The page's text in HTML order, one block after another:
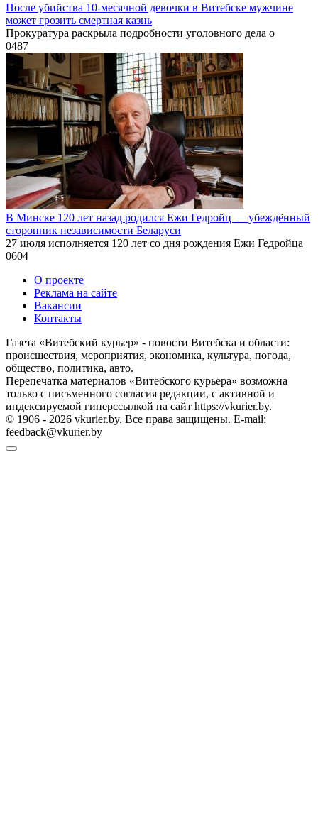
После убийства 10-месячной девочки в Витебске мужчине
может грозить смертная казнь
Прокуратура раскрыла подробности уголовного дела о
0487
В Минске 120 лет назад родился Ежи Гедройц — убеждённый
сторонник независимости Беларуси
27 июля исполняется 120 лет со дня рождения Ежи Гедройца
0604
О проекте
Реклама на сайте
Вакансии
Контакты
Газета «Витебский курьер» - новости Витебска и области:
происшествия, мероприятия, экономика, культура, погода,
общество, политика, авто.
Перепечатка материалов «Витебского курьера» возможна
только с письменного согласия редакции, с активной и
индексируемой гиперссылкой на сайт https://vkurier.by.
© 1906 - 2026 vkurier.by. Все права защищены. E-mail:
feedback@vkurier.by